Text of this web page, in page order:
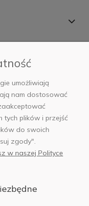
umożliwiają
nam dostosować
tych plików i przejść
do swoich
zgody".
w naszej Polityce